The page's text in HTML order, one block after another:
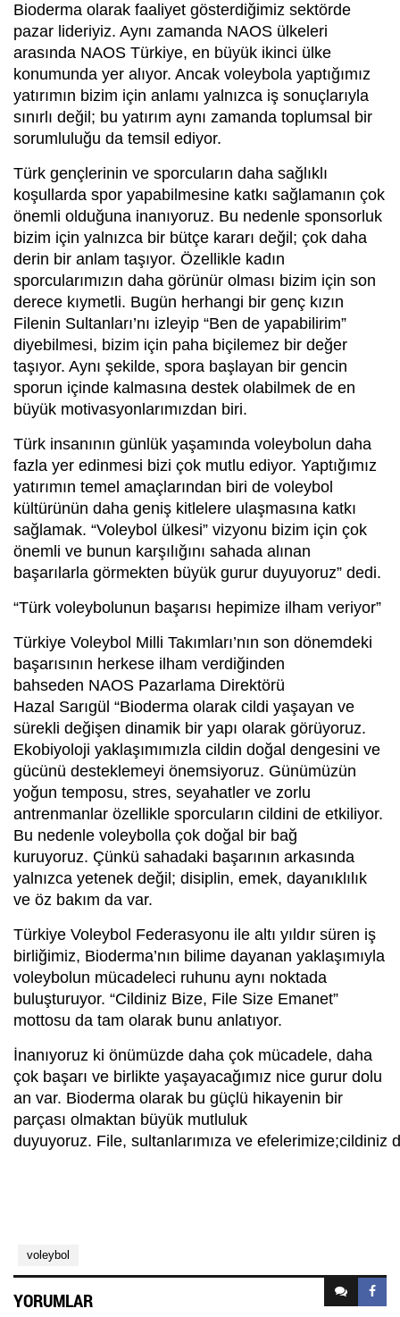
Bioderma olarak faaliyet gösterdiğimiz sektörde
pazar lideriyiz. Aynı zamanda NAOS ülkeleri
arasında NAOS Türkiye, en büyük ikinci ülke
konumunda yer alıyor. Ancak voleybola yaptığımız
yatırımın bizim için anlamı yalnızca iş sonuçlarıyla
sınırlı değil; bu yatırım aynı zamanda toplumsal bir
sorumluluğu da temsil ediyor.
Türk gençlerinin ve sporcuların daha sağlıklı
koşullarda spor yapabilmesine katkı sağlamanın çok
önemli olduğuna inanıyoruz. Bu nedenle sponsorluk
bizim için yalnızca bir bütçe kararı değil; çok daha
derin bir anlam taşıyor. Özellikle kadın
sporcularımızın daha görünür olması bizim için son
derece kıymetli. Bugün herhangi bir genç kızın
Filenin Sultanları’nı izleyip “Ben de yapabilirim”
diyebilmesi, bizim için paha biçilemez bir değer
taşıyor. Aynı şekilde, spora başlayan bir gencin
sporun içinde kalmasına destek olabilmek de en
büyük motivasyonlarımızdan biri.
Türk insanının günlük yaşamında voleybolun daha
fazla yer edinmesi bizi çok mutlu ediyor. Yaptığımız
yatırımın temel amaçlarından biri de voleybol
kültürünün daha geniş kitlelere ulaşmasına katkı
sağlamak. “Voleybol ülkesi” vizyonu bizim için çok
önemli ve bunun karşılığını sahada alınan
başarılarla görmekten büyük gurur duyuyoruz” dedi.
“Türk voleybolunun başarısı hepimize ilham veriyor”
Türkiye Voleybol Milli Takımları’nın son dönemdeki
başarısının herkese ilham verdiğinden
bahseden NAOS Pazarlama Direktörü
Hazal Sarıgül “Bioderma olarak cildi yaşayan ve
sürekli değişen dinamik bir yapı olarak görüyoruz.
Ekobiyoloji yaklaşımımızla cildin doğal dengesini ve
gücünü desteklemeyi önemsiyoruz. Günümüzün
yoğun temposu, stres, seyahatler ve zorlu
antrenmanlar özellikle sporcuların cildini de etkiliyor.
Bu nedenle voleybolla çok doğal bir bağ
kuruyoruz. Çünkü sahadaki başarının arkasında
yalnızca yetenek değil; disiplin, emek, dayanıklılık
ve öz bakım da var.
Türkiye Voleybol Federasyonu ile altı yıldır süren iş
birliğimiz, Bioderma’nın bilime dayanan yaklaşımıyla
voleybolun mücadeleci ruhunu aynı noktada
buluşturuyor. “Cildiniz Bize, File Size Emanet”
mottosu da tam olarak bunu anlatıyor.
İnanıyoruz ki önümüzde daha çok mücadele, daha
çok başarı ve birlikte yaşayacağımız nice gurur dolu
an var. Bioderma olarak bu güçlü hikayenin bir
parçası olmaktan büyük mutluluk
duyuyoruz. File, sultanlarımıza ve efelerimize;cildiniz
voleybol
YORUMLAR